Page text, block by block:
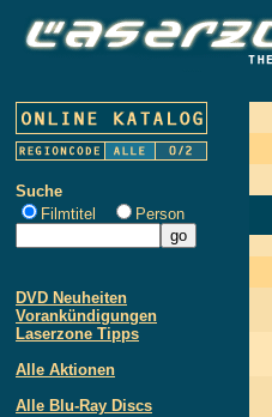
Suche
Filmtitel
Person
DVD Neuheiten
Vorankündigungen
Laserzone Tipps
Alle Aktionen
Alle Blu-Ray Discs